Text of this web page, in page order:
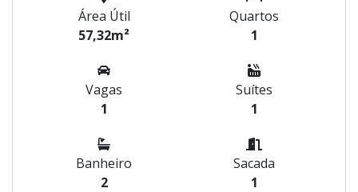
Área Útil
57,32m²
Quartos
1
Vagas
1
Suítes
1
Banheiro
2
Sacada
1